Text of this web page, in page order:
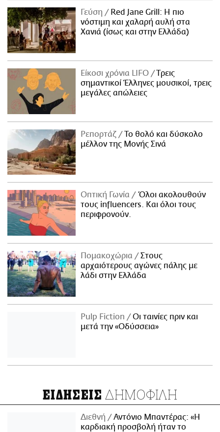
Γεύση
Red Jane Grill: Η πιο
νόστιμη και χαλαρή αυλή στα
Χανιά (ίσως και στην Ελλάδα)
Είκοσι χρόνια LIFO
Tρεις
σημαντικοί Έλληνες μουσικοί, τρεις
μεγάλες απώλειες
Ρεπορτάζ
Το θολό και δύσκολο
μέλλον της Μονής Σινά
Οπτική Γωνία
Όλοι ακολουθούν
τους influencers. Και όλοι τους
περιφρονούν.
Πομακοχώρια
Στους
αρχαιότερους αγώνες πάλης με
λάδι στην Ελλάδα
Pulp Fiction
Οι ταινίες πριν και
μετά την «Οδύσσεια»
ΕΙΔΗΣΕΙΣ ΔΗΜΟΦΙΛΗ
Διεθνή
Αντόνιο Μπαντέρας: «Η
καρδιακή προσβολή ήταν το